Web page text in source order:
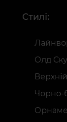
Стилі:
Олд
Чорно-